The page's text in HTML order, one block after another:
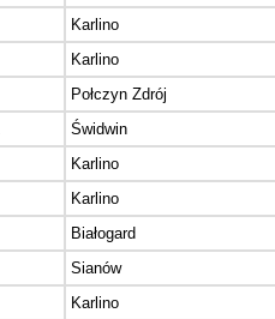
Karlino
Karlino
Połczyn Zdrój
Świdwin
Karlino
Karlino
Białogard
Sianów
Karlino